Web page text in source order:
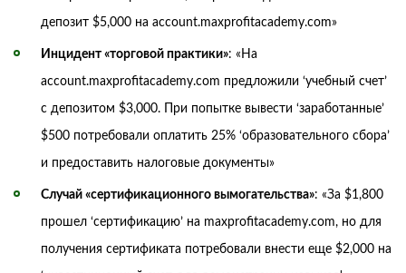
депозит $5,000 на account.maxprofitacademy.com»
Инцидент «торговой практики»: «На
account.maxprofitacademy.com предложили ‘учебный счет’
с депозитом $3,000. При попытке вывести ‘заработанные’
$500 потребовали оплатить 25% ‘образовательного сбора’
и предоставить налоговые документы»
Случай «сертификационного вымогательства»: «За $1,800
прошел ‘сертификацию’ на maxprofitacademy.com, но для
получения сертификата потребовали внести еще $2,000 на